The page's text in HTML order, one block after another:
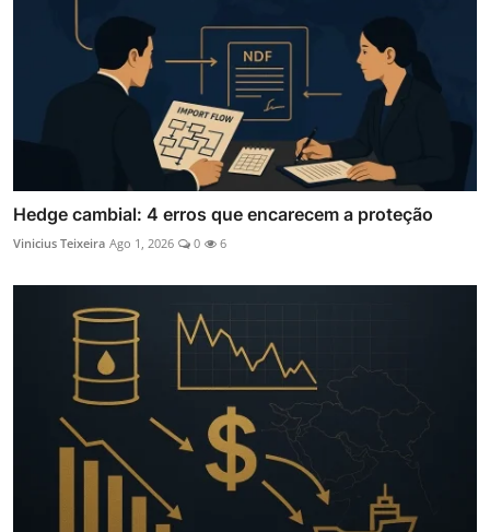
Hedge cambial: 4 erros que encarecem a proteção
Vinicius Teixeira Ago 1, 2026 0 6